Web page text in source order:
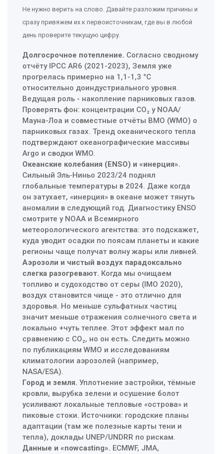
Не нужно верить на слово. Давайте разложим причины и
сразу привяжем их к первоисточникам, где вы в любой
день проверите текущую цифру.
Долгосрочное потепление. Согласно сводному
отчёту IPCC AR6 (2021-2023), Земля уже
прогрелась примерно на 1,1-1,3 °C
относительно доиндустриального уровня.
Ведущая роль - накопление парниковых газов.
Проверять фон: концентрации CO₂ у NOAA/
Мауна-Лоа и совместные отчёты ВМО (WMO) о
парниковых газах. Тренд океанического тепла
подтверждают океанографические массивы
Argo и сводки WMO.
Океанские колебания (ENSO) и «инерция».
Сильный Эль‑Ниньо 2023/24 поднял
глобальные температуры в 2024. Даже когда
он затухает, «инерция» в океане может тянуть
аномалии в следующий год. Диагностику ENSO
смотрите у NOAA и Всемирного
метеорологического агентства: это подскажет,
куда уводит осадки по поясам планеты и какие
регионы чаще получат волну жары или ливней.
Аэрозоли и чистый воздух парадоксально
слегка разогревают. Когда мы очищаем
топливо и судоходство от серы (IMO 2020),
воздух становится чище - это отлично для
здоровья. Но меньше сульфатных частиц
значит меньше отражения солнечного света и
локально +чуть теплее. Этот эффект мал по
сравнению с CO₂, но он есть. Следить можно
по публикациям WMO и исследованиям
климатологии аэрозолей (например,
NASA/ESA).
Город и земля. Уплотнение застройки, тёмные
кровли, вырубка зелени и осушение болот
усиливают локальные тепловые «острова» и
пиковые стоки. Источники: городские планы
адаптации (там же полезные карты тени и
тепла), доклады UNEP/UNDRR по рискам.
Данные и «nowcasting». ECMWF, JMA,